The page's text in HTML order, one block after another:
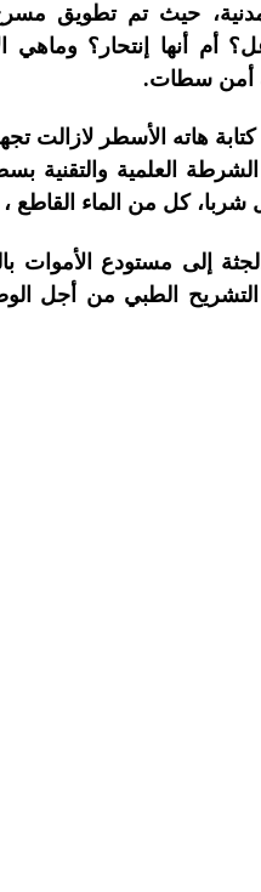
حيث تم تطويق
أم أنها إنتحار؟ وماهي
أمن سطات.
هاته الأسطر لازالت
الشرطة العلمية
شربا، كل من الماء
إلى مستودع الأموات
التشريح الطبي من أجل